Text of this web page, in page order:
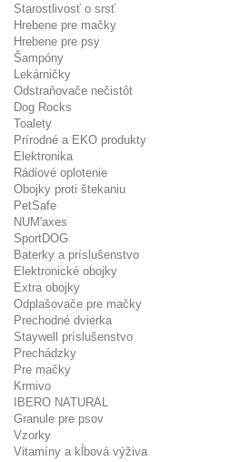
Starostlivosť o srsť
Hrebene pre mačky
Hrebene pre psy
Šampóny
Lekárničky
Odstraňovače nečistôt
Dog Rocks
Toalety
Prírodné a EKO produkty
Elektronika
Rádiové oplotenie
Obojky proti štekaniu
PetSafe
NUM'axes
SportDOG
Baterky a príslušenstvo
Elektronické obojky
Extra obojky
Odplašovače pre mačky
Prechodné dvierka
Staywell príslušenstvo
Prechádzky
Pre mačky
Krmivo
IBERO NATURAL
Granule pre psov
Vzorky
Vitamíny a kĺbová výživa